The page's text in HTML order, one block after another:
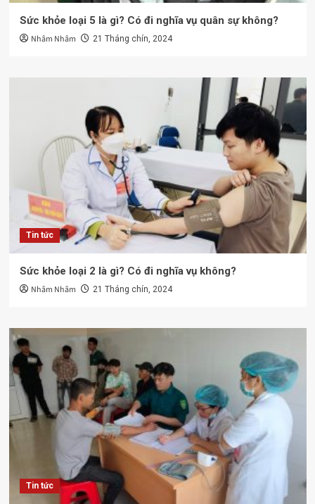
Sức khỏe loại 5 là gì? Có đi nghĩa vụ quân sự không?
Nhâm Nhâm 21 Tháng chín, 2024
Tin tức
Sức khỏe loại 2 là gì? Có đi nghĩa vụ không?
Nhâm Nhâm 21 Tháng chín, 2024
Tin tức